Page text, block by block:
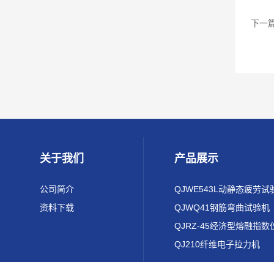
下一
关于我们
公司简介
资料下载
产品展示
QJWE543L动静态疲劳试
QJWQ41钢筋弯曲试验机
QJRZ-45经济型熔融指数
QJ210纤维电子拉力机